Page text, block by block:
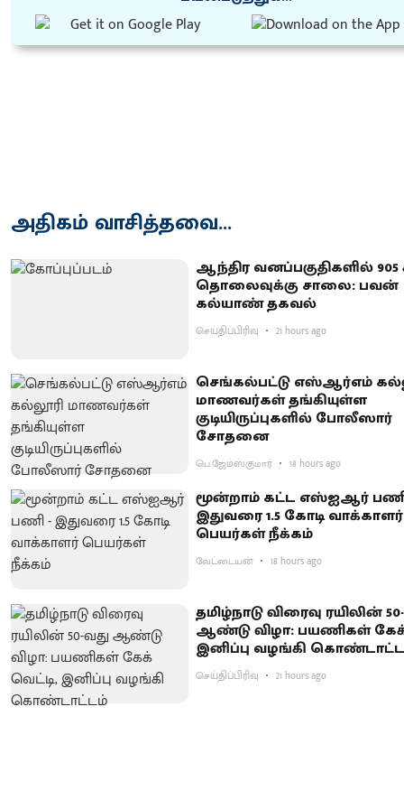
அதிகம் வாசித்தவை...
ஆந்திர வனப்பகுதிகளில் 905
தொலைவுக்கு சாலை: பவன்
கல்யாண் தகவல்
செய்திப்பிரிவு 21 hours ago
செங்கல்பட்டு எஸ்ஆர்எம்
மாணவர்கள் தங்கியுள்ள
குடியிருப்புகளில் போலீஸார்
சோதனை
பெ.ஜேம்ஸ்குமார் 18 hours ago
மூன்றாம் கட்ட எஸ்ஐஆர்
இதுவரை 1.5 கோடி வாக்காளர்
பெயர்கள் நீக்கம்
வேட்டையன் 18 hours ago
தமிழ்நாடு விரைவு ரயிலின்
ஆண்டு விழா: பயணிகள் கேக்
இனிப்பு வழங்கி
செய்திப்பிரிவு 21 hours ago